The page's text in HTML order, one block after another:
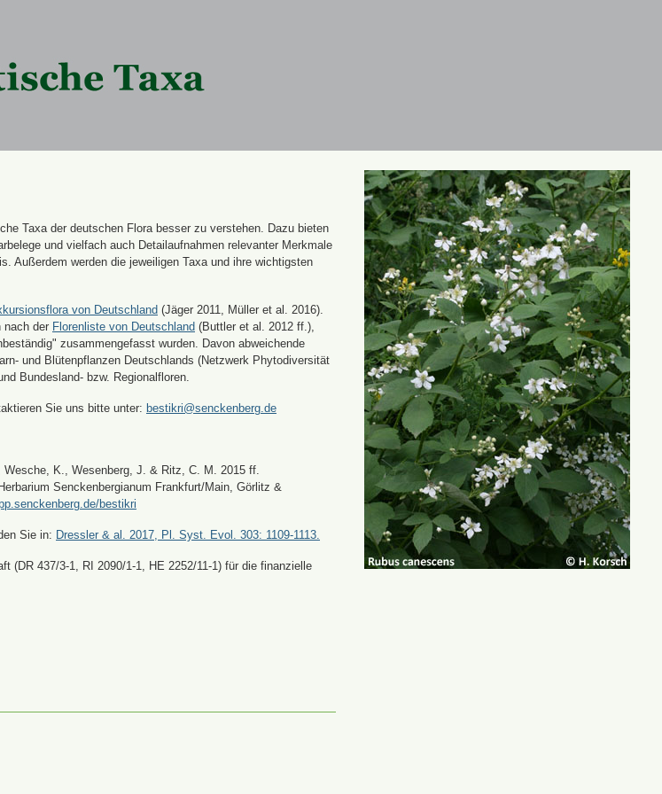
Taxa der deutschen Flora besser zu verstehen. Dazu bieten
und vielfach auch Detailaufnahmen relevanter Merkmale
Außerdem werden die jeweiligen Taxa und ihre wichtigsten
von Deutschland (Jäger 2011, Müller et al. 2016).
nach der Florenliste von Deutschland (Buttler et al. 2012 ff.),
zusammengefasst wurden. Davon abweichende
und Blütenpflanzen Deutschlands (Netzwerk Phytodiversität
Bundesland- bzw. Regionalfloren.
Sie uns bitte unter: bestikri@senckenberg.de
K., Wesenberg, J. & Ritz, C. M. 2015 ff.
Senckenbergianum Frankfurt/Main, Görlitz &
bestikri
Sie in: Dressler & al. 2017, Pl. Syst. Evol. 303: 1109-1113.
(DR 437/3-1, RI 2090/1-1, HE 2252/11-1) für die finanzielle